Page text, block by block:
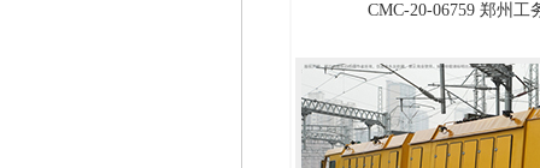
CMC-20-06759 郑州工